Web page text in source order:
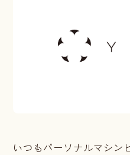
いつもパーソナルマシン